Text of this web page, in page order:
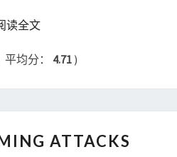
读全文READ MORE
均分： 4.71 )
时
ATTACKS